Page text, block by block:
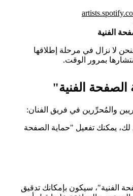
الفنية
لا نزال في مرحلة إطلاقها
بمرور الوقت.
الفنية"
والمُحرِّرين في فريق الفنان:
لك، يمكنك تفعيل "حماية الصفحة
الفنية"، سيكون بإمكانك تدقيق